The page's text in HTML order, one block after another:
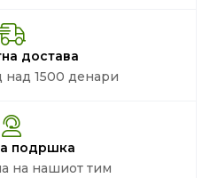
достава
над 1500 денари
подршка
на нашиот тим